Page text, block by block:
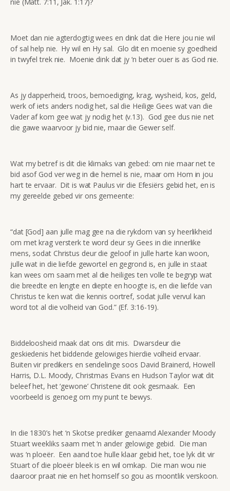
Moet dan nie agterdogtig wees en dink dat die Here jou nie wil
of sal help nie. Hy wil en Hy sal. Glo dit en moenie sy goedheid
in twyfel trek nie. Moenie dink dat jy ‘n beter ouer is as God nie.
As jy dapperheid, troos, bemoediging, krag, wysheid, kos, geld,
werk of iets anders nodig het, sal die Heilige Gees wat van die
Vader af kom gee wat jy nodig het (v.13). God gee dus nie net
die gawe waarvoor jy bid nie, maar die Gewer self.
Wat my betref is dit die klimaks van gebed: om nie maar net te
bid asof God ver weg in die hemel is nie, maar om Hom in jou
hart te ervaar. Dit is wat Paulus vir die Efesiërs gebid het, en is
my gereelde gebed vir ons gemeente:
“dat [God] aan julle mag gee na die rykdom van sy heerlikheid
om met krag versterk te word deur sy Gees in die innerlike
mens, sodat Christus deur die geloof in julle harte kan woon,
julle wat in die liefde gewortel en gegrond is, en julle in staat
kan wees om saam met al die heiliges ten volle te begryp wat
die breedte en lengte en diepte en hoogte is, en die liefde van
Christus te ken wat die kennis oortref, sodat julle vervul kan
word tot al die volheid van God.” (Ef. 3:16-19).
Biddeloosheid maak dat ons dit mis. Dwarsdeur die
geskiedenis het biddende gelowiges hierdie volheid ervaar.
Buiten vir predikers en sendelinge soos David Brainerd, Howell
Harris, D.L. Moody, Christmas Evans en Hudson Taylor wat dit
beleef het, het ‘gewone’ Christene dit ook gesmaak. Een
voorbeeld is genoeg om my punt te bewys.
In die 1830’s het ‘n Skotse prediker genaamd Alexander Moody
Stuart weekliks saam met ‘n ander gelowige gebid. Die man
was ‘n ploeër. Een aand toe hulle klaar gebid het, toe lyk dit vir
Stuart of die ploeër bleek is en wil omkap. Die man wou nie
daaroor praat nie en het homself so gou as moontlik verskoon.